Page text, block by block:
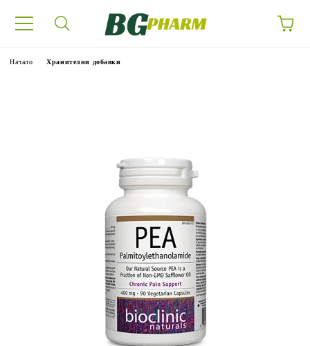
Начало Хранителни добавки